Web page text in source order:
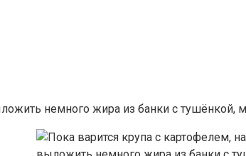
немного жира из банки с